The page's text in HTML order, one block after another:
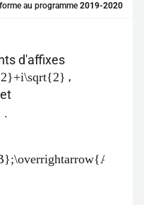
offerts.
au programme 2019-2020
d'affixes
,
et
.